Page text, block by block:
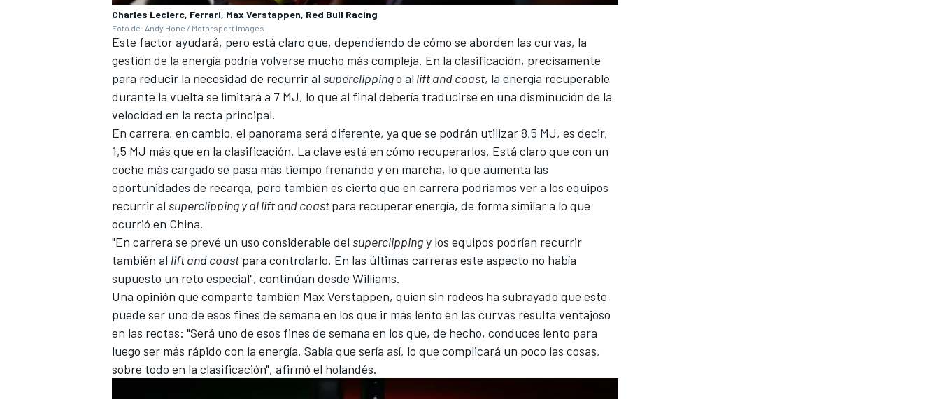
Charles Leclerc, Ferrari, Max Verstappen, Red Bull Racing
Foto de: Andy Hone / Motorsport Images
Este factor ayudará, pero está claro que, dependiendo de cómo se aborden las curvas, la
gestión de la energía podría volverse mucho más compleja. En la clasificación, precisamente
para reducir la necesidad de recurrir al superclippingo al lift and coast, la energía recuperable
durante la vuelta se limitará a 7 MJ, lo que al final debería traducirse en una disminución de la
velocidad en la recta principal.
En carrera, en cambio, el panorama será diferente, ya que se podrán utilizar 8,5 MJ, es decir,
1,5 MJ más que en la clasificación. La clave está en cómo recuperarlos. Está claro que con un
coche más cargado se pasa más tiempo frenando y en marcha, lo que aumenta las
oportunidades de recarga, pero también es cierto que en carrera podríamos ver a los equipos
recurrir al superclipping y al lift and coastpara recuperar energía, de forma similar a lo que
ocurrió en China.
"En carrera se prevé un uso considerable del superclippingy los equipos podrían recurrir
también al lift and coast para controlarlo. En las últimas carreras este aspecto no había
supuesto un reto especial", continúan desde Williams.
Una opinión que comparte también Max Verstappen, quien sin rodeos ha subrayado que este
puede ser uno de esos fines de semana en los que ir más lento en las curvas resulta ventajoso
en las rectas: "Será uno de esos fines de semana en los que, de hecho, conduces lento para
luego ser más rápido con la energía. Sabía que sería así, lo que complicará un poco las cosas,
sobre todo en la clasificación", afirmó el holandés.